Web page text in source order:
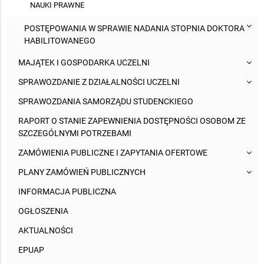
NAUKI PRAWNE
POSTĘPOWANIA W SPRAWIE NADANIA STOPNIA DOKTORA
HABILITOWANEGO
MAJĄTEK I GOSPODARKA UCZELNI
SPRAWOZDANIE Z DZIAŁALNOŚCI UCZELNI
SPRAWOZDANIA SAMORZĄDU STUDENCKIEGO
RAPORT O STANIE ZAPEWNIENIA DOSTĘPNOŚCI OSOBOM ZE
SZCZEGÓLNYMI POTRZEBAMI
ZAMÓWIENIA PUBLICZNE I ZAPYTANIA OFERTOWE
PLANY ZAMÓWIEŃ PUBLICZNYCH
INFORMACJA PUBLICZNA
OGŁOSZENIA
AKTUALNOŚCI
EPUAP